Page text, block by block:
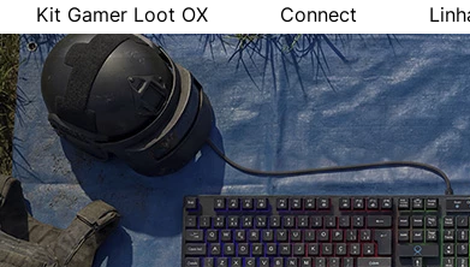
Kit Gamer Loot OX Connect